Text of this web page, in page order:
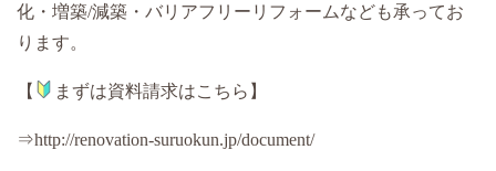
化・増築/減築・バリアフリーリフォームなども承ってお
ります。
【 まずは資料請求はこちら】
⇒http://renovation-suruokun.jp/document/